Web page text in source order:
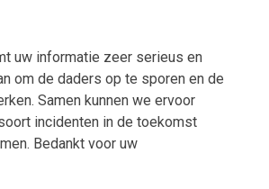
uw informatie zeer serieus en
om de daders op te sporen en de
Samen kunnen we ervoor
incidenten in de toekomst
Bedankt voor uw